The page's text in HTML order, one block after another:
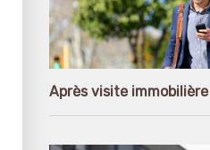
Après visite immobilière